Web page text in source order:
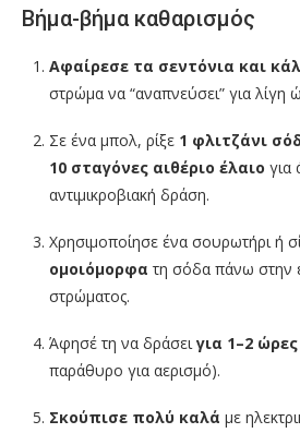
Βήμα-βήμα καθαρισμός
Αφαίρεσε τα σεντόνια και
στρώμα να “αναπνεύσει” για λίγη
Σε ένα μπολ, ρίξε 1 φλιτζάνι
10 σταγόνες αιθέριο έλαιο για
αντιμικροβιακή δράση.
Χρησιμοποίησε ένα σουρωτήρι ή
ομοιόμορφα τη σόδα πάνω στην
στρώματος.
Άφησέ τη να δράσειγια 1–2 ώρες
παράθυρο για αερισμό).
Σκούπισε πολύ καλά με